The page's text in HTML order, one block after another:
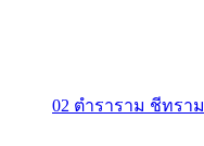
02 ตำราราม ชีทรา